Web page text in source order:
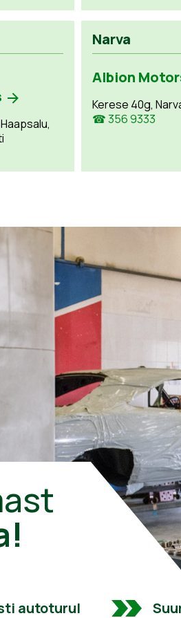
Narva
Albion
Kerese 40g,
☎ 356 9333
autoturul